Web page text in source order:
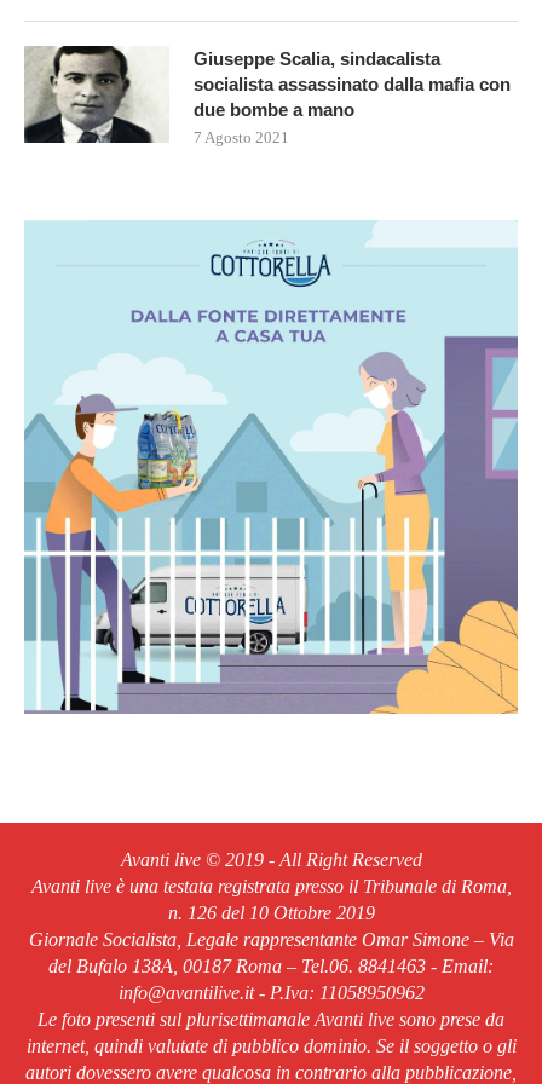
Giuseppe Scalia, sindacalista
socialista assassinato dalla mafia con
due bombe a mano
7 Agosto 2021
Avanti live © 2019 - All Right Reserved
Avanti live è una testata registrata presso il Tribunale di Roma,
n. 126 del 10 Ottobre 2019
Giornale Socialista, Legale rappresentante Omar Simone – Via
del Bufalo 138A, 00187 Roma – Tel.06. 8841463 - Email:
info@avantilive.it - P.Iva: 11058950962
Le foto presenti sul plurisettimanale Avanti live sono prese da
internet, quindi valutate di pubblico dominio. Se il soggetto o gli
autori dovessero avere qualcosa in contrario alla pubblicazione,